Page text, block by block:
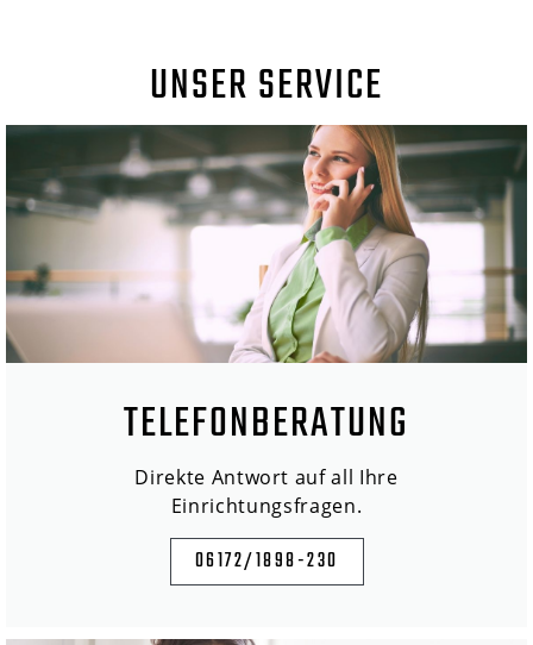
UNSER SERVICE
TELEFONBERATUNG
Direkte Antwort auf all Ihre
Einrichtungsfragen.
06172/1898-230